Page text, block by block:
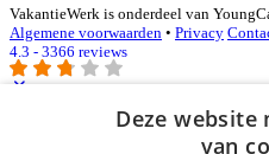
VakantieWerk is onderdeel van
Algemene voorwaarden • Privacy
4.3 - 3366 reviews
Deze website
van